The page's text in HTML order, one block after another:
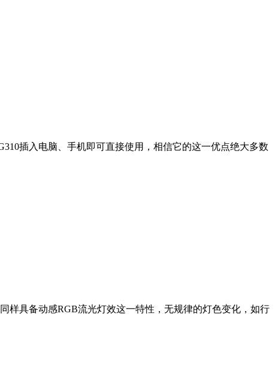
插入电脑、手机即可直接使用，相信它的这一优点绝大多数
样具备动感RGB流光灯效这一特性，无规律的灯色变化，如行